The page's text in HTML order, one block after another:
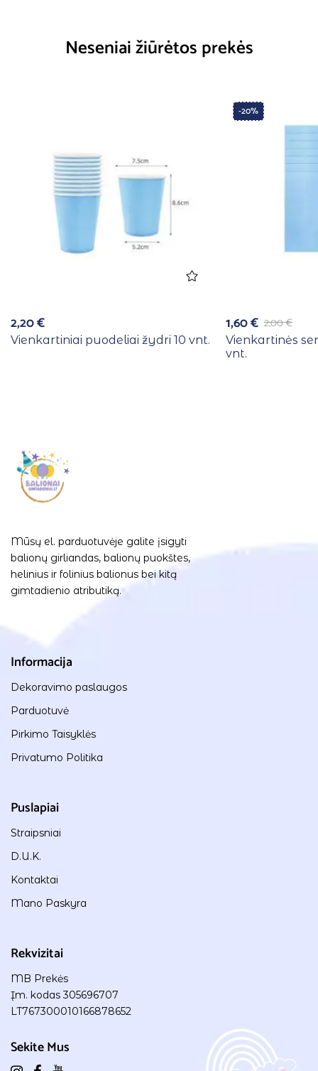
Neseniai žiūrėtos prekės
2,20€
Vienkartiniai puodeliai žydri 10 vnt.
-20%
2,00€
1,60€
Vienkartinės
vnt.
Mūsų el. parduotuvėje galite įsigyti
balionų girliandas, balionų puokštes,
helinius ir folinius balionus bei kitą
gimtadienio atributiką.
Informacija
Dekoravimo paslaugos
Parduotuvė
Pirkimo Taisyklės
Privatumo Politika
Puslapiai
Straipsniai
D.U.K.
Kontaktai
Mano Paskyra
Rekvizitai
MB Prekės
Įm. kodas 305696707
LT767300010166878652
Sekite Mus